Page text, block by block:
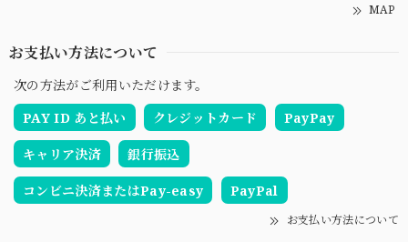
MAP
お支払い方法について
次の方法がご利用いただけます。
PAY ID あと払い
クレジットカード PayPay
キャリア決済 銀行振込
コンビニ決済またはPay-easy PayPal
お支払い方法について